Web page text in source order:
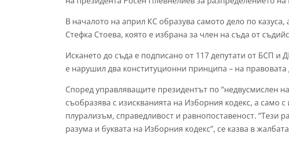
В началото на април КС образува самото дело по
Стефка Стоева, която е избрана за член на съда от
Искането до съда е подписано от 117 депутати от БСП и
е нарушил два конституционни принципа – на
Според управляващите президентът по “недвусмислен
съобразява с изискванията на Изборния кодекс, а само
плурализъм, справедливост и равнопоставеност. “Тези
разума и буквата на Изборния кодекс”, се казва в